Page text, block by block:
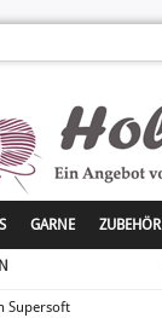
GARNE ZUBEHÖR
Supersoft